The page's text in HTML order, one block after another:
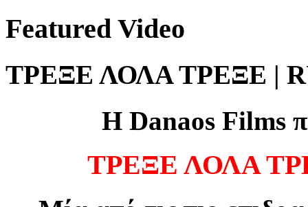
Featured Video
ΤΡΕΞΕ ΛΟΛΑ ΤΡΕΞΕ |
Η Danaos Films
ΤΡΕΞΕ ΛΟΛΑ